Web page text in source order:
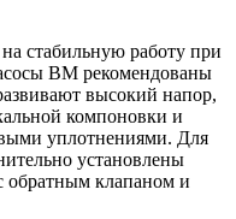
стабильную работу при
BM рекомендованы
высокий напор,
компоновки и
уплотнениями. Для
установлены
обратным клапаном и